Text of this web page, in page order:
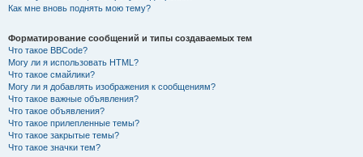
Как мне вновь поднять мою тему?
Форматирование сообщений и типы создаваемых тем
Что такое BBCode?
Могу ли я использовать HTML?
Что такое смайлики?
Могу ли я добавлять изображения к сообщениям?
Что такое важные объявления?
Что такое объявления?
Что такое прилепленные темы?
Что такое закрытые темы?
Что такое значки тем?